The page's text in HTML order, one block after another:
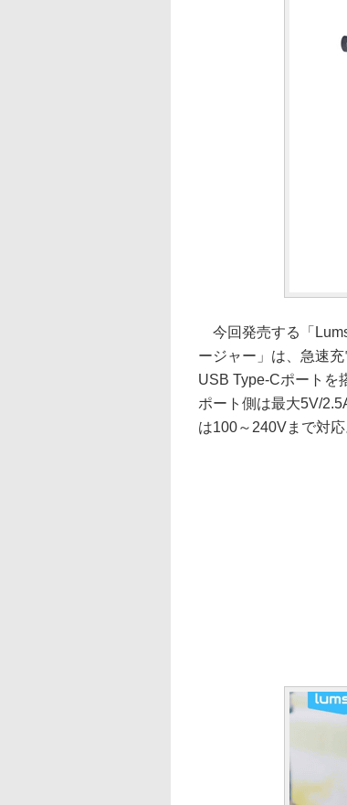
今回発売する「
ージャー」は、急速
USB Type-Cポートを
ポート側は最大5V/
は100～240Vまで対応